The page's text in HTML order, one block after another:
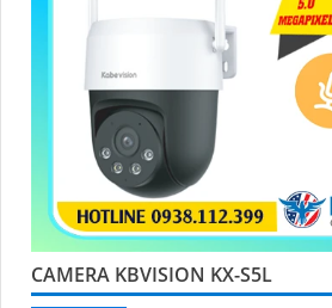
CAMERA KBVISION KX-S5L